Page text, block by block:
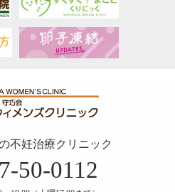
不妊治療クリニック
50-0112